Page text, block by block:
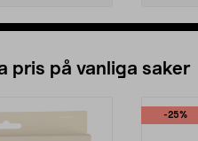
pris på vanliga saker
-25%